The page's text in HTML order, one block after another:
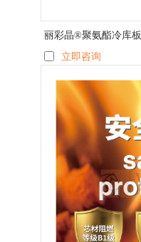
丽彩晶®聚氨酯冷库板
立即咨询